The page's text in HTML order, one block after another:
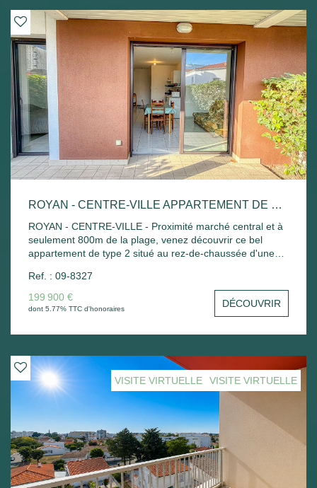
ROYAN - CENTRE-VILLE APPARTEMENT DE TYPE 2
ROYAN - CENTRE-VILLE - Proximité marché central et à
seulement 800m de la plage, venez découvrir ce bel
appartement de type 2 situé au rez-de-chaussée d'une
avec cuisine ouverte ouvrant sur terrasse et jardin,
chambre avec placard, salle d'eau avec wc et cellier. Un
magnifique solarium avec vue dégagée sur Royan vient
compléter ce logement. Chauffage électrique. Local vélo
commun - A découvrir ! Possibilité d'acquérir un garage
Ref. : 09-8327
199 900 €
dont 5.77% TTC d'honoraires DÉCOUVRIR
VISITE VIRTUELLE VISITE VIRTUELLE